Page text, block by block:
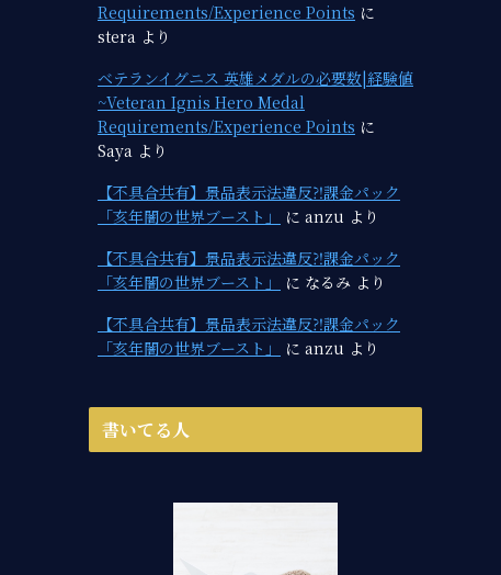
Requirements/Experience Points に
stera より
ベテランイグニス 英雄メダルの必要数|経験値
~Veteran Ignis Hero Medal
Requirements/Experience Points に
Saya より
【不具合共有】景品表示法違反⁈課金パック
「亥年闇の世界ブースト」
に anzu より
【不具合共有】景品表示法違反⁈課金パック
「亥年闇の世界ブースト」
に なるみ より
【不具合共有】景品表示法違反⁈課金パック
「亥年闇の世界ブースト」
に anzu より
書いてる人